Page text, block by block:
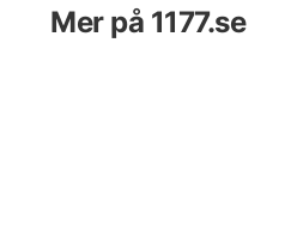
Mer på 1177.se